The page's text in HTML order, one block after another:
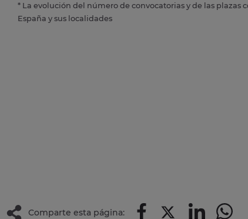
* La evolución del número de convocatorias y de las plazas
España y sus localidades
Comparte esta página: